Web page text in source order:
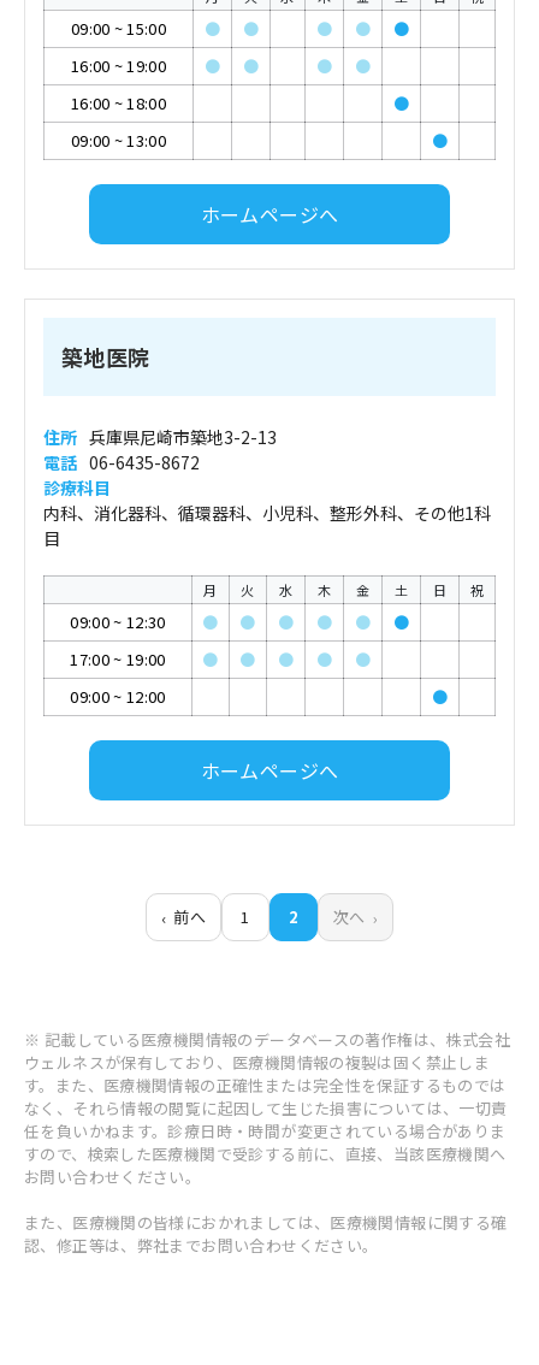
09:00 ~15:00 ● ● ● ●
●
16:00 ~19:00 ● ● ●
●
16:00 ~18:00
●
09:00 ~13:00 ●
ホームページへ
築地医院
住所 兵庫県尼崎市築地3-2-13
電話 06-6435-8672
診療科目
内科、消化器科、循環器科、小児科、整形外科、その他1科
目
月 火 水 木 金 土 日 祝
09:00~ 12:30 ● ● ● ● ●
●
17:00~ 19:00 ● ● ● ●
●
09:00~ 12:00 ●
ホームページへ
前へ 1 2 次へ
※ 記載している医療機関情報のデータベースの著作権は、株式会社
ウェルネスが保有しており、医療機関情報の複製は固く禁止しま
す。また、医療機関情報の正確性または完全性を保証するものでは
なく、それら情報の閲覧に起因して生じた損害については、一切責
任を負いかねます。診療日時・時間が変更されている場合がありま
すので、検索した医療機関で受診する前に、直接、当該医療機関へ
お問い合わせください。
また、医療機関の皆様におかれましては、医療機関情報に関する確
認、修正等は、弊社までお問い合わせください。